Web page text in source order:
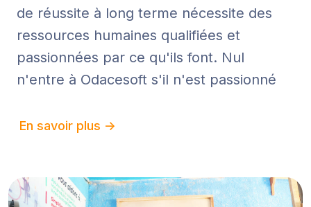
de réussite à long terme nécessite des
ressources humaines qualifiées et
passionnées par ce qu'ils font. Nul
n'entre à Odacesoft s'il n'est passionné
En savoir plus ->